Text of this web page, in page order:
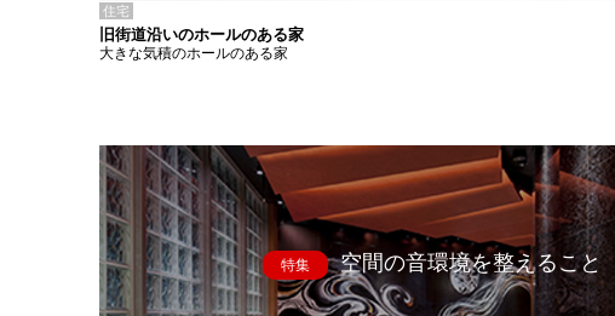
住宅
旧街道沿いのホールのある家
大きな気積のホールのある家
特集 空間の音環境を整えること